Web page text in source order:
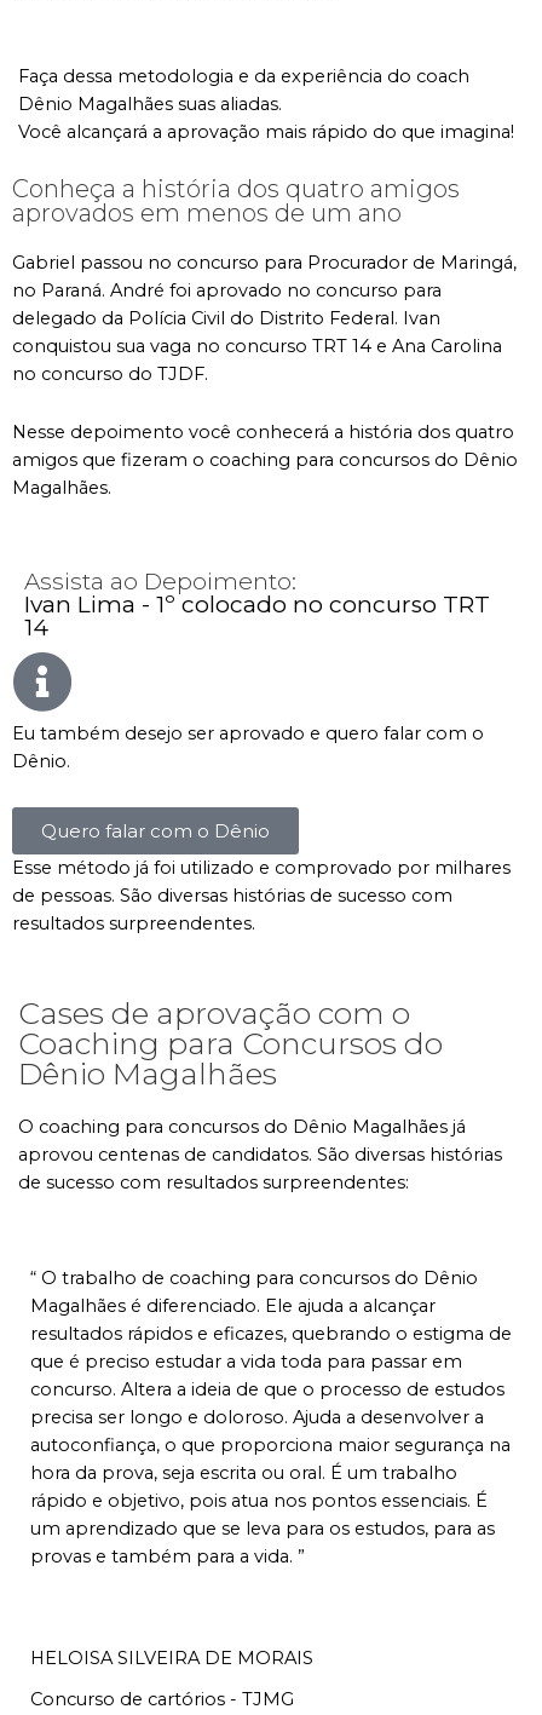
Faça dessa metodologia e da experiência do coach
Dênio Magalhães suas aliadas.
Você alcançará a aprovação mais rápido do que imagina!
Conheça a história dos quatro amigos
aprovados em menos de um ano
Gabriel passou no concurso para Procurador de Maringá,
no Paraná. André foi aprovado no concurso para
delegado da Polícia Civil do Distrito Federal. Ivan
conquistou sua vaga no concurso TRT 14 e Ana Carolina
no concurso do TJDF.
Nesse depoimento você conhecerá a história dos quatro
amigos que fizeram o coaching para concursos do Dênio
Magalhães.
Assista ao Depoimento:
Ivan Lima - 1º colocado no concurso TRT
14
Eu também desejo ser aprovado e quero falar com o
Dênio.
Quero falar com o Dênio
Esse método já foi utilizado e comprovado por milhares
de pessoas. São diversas histórias de sucesso com
resultados surpreendentes.
Cases de aprovação com o
Coaching para Concursos do
Dênio Magalhães
O coaching para concursos do Dênio Magalhães já
aprovou centenas de candidatos. São diversas histórias
de sucesso com resultados surpreendentes:
“ O trabalho de coaching para concursos do Dênio
Magalhães é diferenciado. Ele ajuda a alcançar
resultados rápidos e eficazes, quebrando o estigma de
que é preciso estudar a vida toda para passar em
concurso. Altera a ideia de que o processo de estudos
precisa ser longo e doloroso. Ajuda a desenvolver a
autoconfiança, o que proporciona maior segurança na
hora da prova, seja escrita ou oral. É um trabalho
rápido e objetivo, pois atua nos pontos essenciais. É
um aprendizado que se leva para os estudos, para as
provas e também para a vida. ”
HELOISA SILVEIRA DE MORAIS
Concurso de cartórios - TJMG